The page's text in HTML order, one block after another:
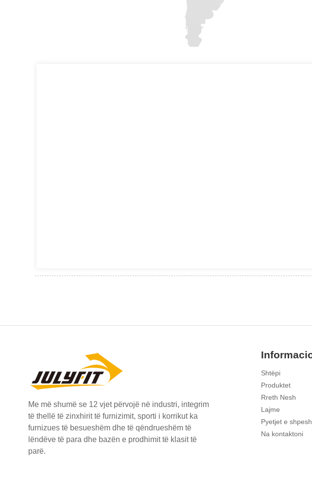
Me më shumë se 12 vjet përvojë në industri, integrim
të thellë të zinxhirit të furnizimit, sporti i korrikut ka
furnizues të besueshëm dhe të qëndrueshëm të
lëndëve të para dhe bazën e prodhimit të klasit të
parë.
Shtëpi
Produktet
Rreth Nesh
Lajme
Pyetjet e
Na kontaktoni